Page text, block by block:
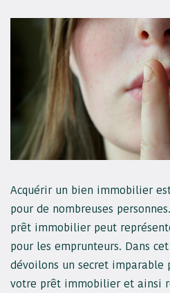
Acquérir un bien immobilier
pour de nombreuses
prêt immobilier peut
pour les emprunteurs. Dans
dévoilons un secret imparable
votre prêt immobilier et ainsi